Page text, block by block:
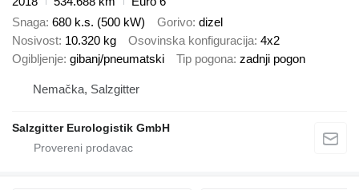
Snaga 680 k.s. (500 kW) Gorivo dizel
Nosivost 10.320 kg Osovinska konfiguracija 4x2
Ogibljenje gibanj/pneumatski Tip pogona zadnji pogon
Nemačka, Salzgitter
Salzgitter Eurologistik GmbH